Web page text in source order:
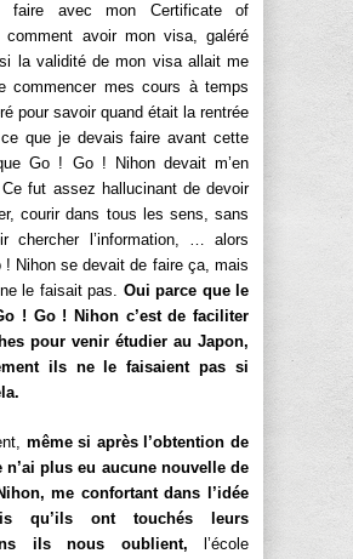
faire avec mon Certificate of
comment avoir mon visa, galéré
la validité de mon visa allait me
commencer mes cours à temps
pour savoir quand était la rentrée
que je devais faire avant cette
Go ! Go ! Nihon devait m’en
fut assez hallucinant de devoir
courir dans tous les sens, sans
chercher l’information, … alors
! Nihon se devait de faire ça, mais
le faisait pas. Oui parce que le
! Go ! Nihon c’est de faciliter
pour venir étudier au Japon,
ils ne le faisaient pas si
même si après l’obtention de
plus eu aucune nouvelle de
me confortant dans l’idée
qu’ils ont touchés leurs
ils nous oublient, l’école